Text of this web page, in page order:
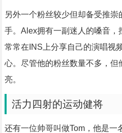
另外一个粉丝较少但却备受推
手。Alex拥有一副迷人的嗓音，
常常在INS上分享自己的演唱视
心。尽管他的粉丝数量不多，但
亮。
活力四射的运动健将
还有一位帅哥叫做Tom，他是一